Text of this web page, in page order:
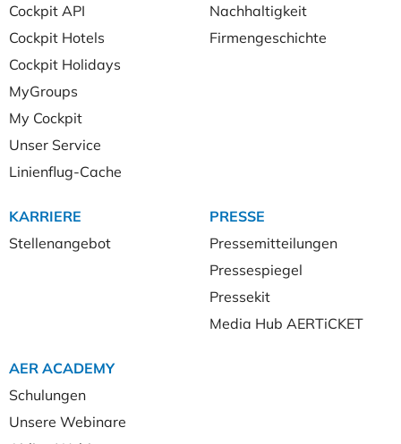
Cockpit API
Cockpit Hotels
Cockpit Holidays
MyGroups
My Cockpit
Unser Service
Linienflug-Cache
Nachhaltigkeit
Firmengeschichte
KARRIERE
Stellenangebot
PRESSE
Pressemitteilungen
Pressespiegel
Pressekit
Media Hub AERTiCKET
AER ACADEMY
Schulungen
Unsere Webinare